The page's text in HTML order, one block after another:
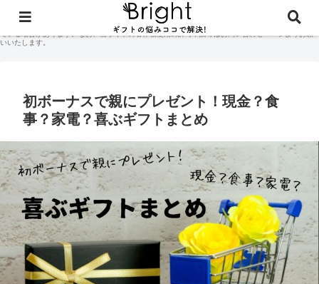
当サイトに掲載されている記事コンテンツやギフト体験談などの著作権はサイト管理人に付随して
おり、無断での商用利用・二次配布は禁止しております。当サイトのコンテンツには広告が含まれ
ている場合があります。なお、当サイトの著作物使用の許可申請等はお問い合わせページよりお願
いいたします。
初ボーナスで親にプレゼント！現金？食
事？家電？喜ぶギフトまとめ